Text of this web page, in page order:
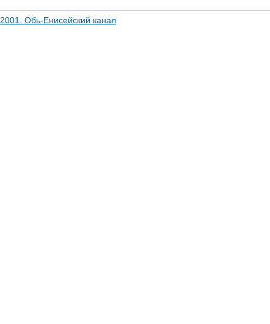
2001. Обь-Енисейский канал